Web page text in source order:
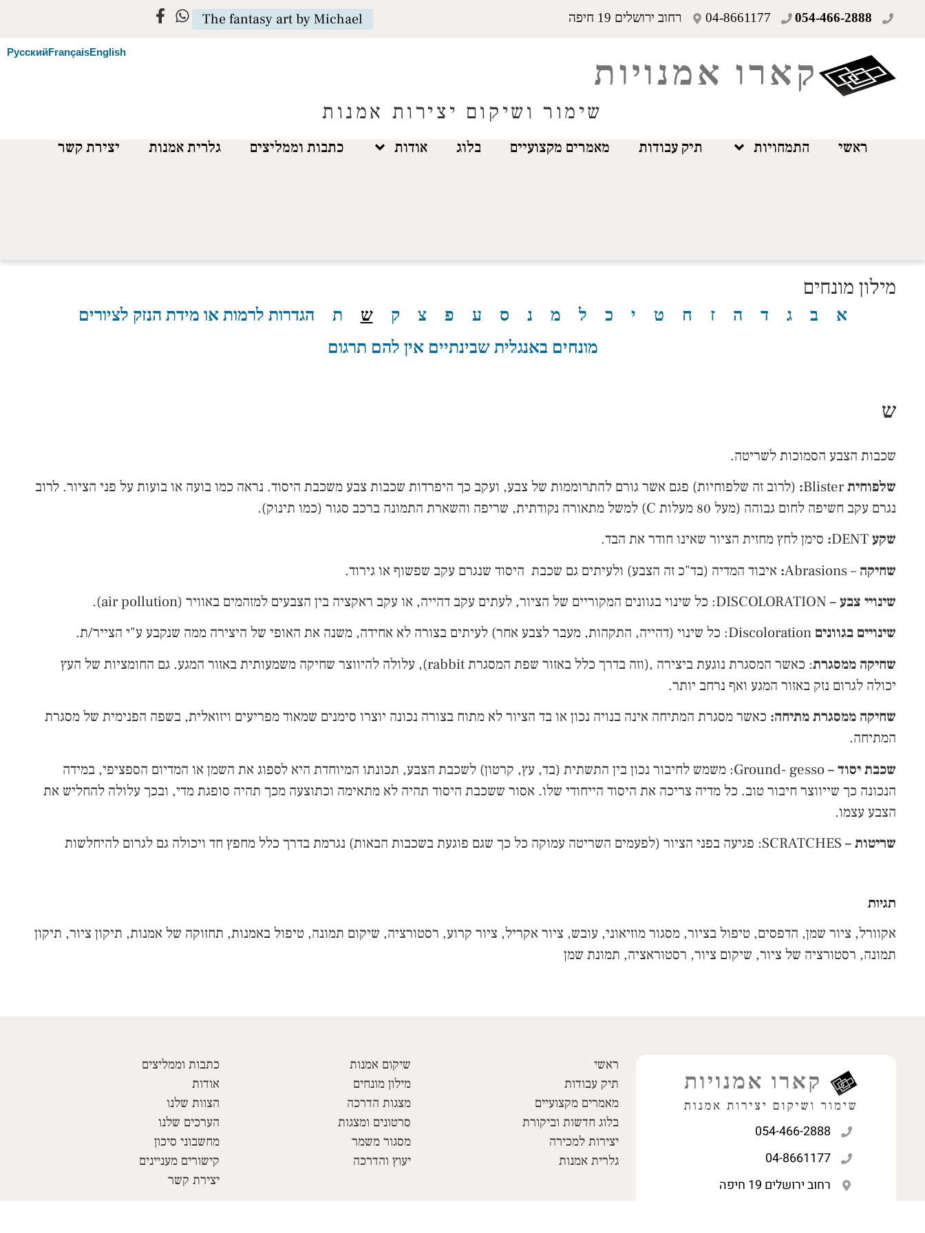
054-466-2888
04-8661177 רחוב ירושלים 19 חיפה The fantasy art by Michael
קארו אמנויות
שימור ושיקום יצירות אמנות
English
Français
Русский
ראשי התמחויות תיק עבודות מאמרים מקצועיים בלוג אודות כתבות וממליצים גלרית אמנות יצירת קשר
מילון מונחים
א ב ג ד ה ז ח ט י כ ל מ נ ס ע פ צ ק ש ת
הגדרות לרמות או מידת הנזק לציורים
מונחים באנגלית שבינתיים אין להם תרגום
ש
שכבות הצבע הסמוכות לשריטה.
שלפוחיתBlister
: (לרוב זה שלפוחיות) פגם אשר גורם להתרוממות של צבע, ועקב כך היפרדות שכבות צבע משכבת היסוד. נראה כמו בועה או בועות על פני הציור. לרוב
נגרם עקב חשיפה לחום גבוהה (מעל 80 מעלות C) למשל מתאורה נקודתית, שריפה והשארת התמונה ברכב סגור (כמו תינוק).
שקעDENT
: סימן לחץ מחזית הציור שאינו חודר את הבד.
שחיקה – Abrasions
: איבוד המדיה (בד"כ זה הצבע) ולעיתים גם שכבת היסוד שנגרם עקב שפשוף או גירוד.
שינויי צבע – DISCOLORATION: כל שינוי בגוונים המקוריים של הציור, לעתים עקב דהייה, או עקב ראקציה בין הצבעים למזהמים באוויר (air pollution).
שינויים בגוונים
שחיקה ממסגרת
: כאשר המסגרת נוגעת ביצירה ,(וזה בדרך כלל באזור שפת המסגרת rabbit), עלולה להיווצר שחיקה משמעותית באזור המגע. גם החומציות של העץ
יכולה לגרום נזק באזור המגע ואף נרחב יותר.
שחיקה ממסגרת מתיחה: כאשר מסגרת המתיחה אינה בנויה נכון או בד הציור לא מתוח בצורה נכונה יוצרו סימנים שמאוד מפריעים ויזואלית, בשפה הפנימית של מסגרת
המתיחה.
שכבת יסוד –
Ground- gesso: משמש לחיבור נכון בין התשתית (בד, עץ, קרטון) לשכבת הצבע, תכונתו המיוחדת היא לספוג את השמן או המדיום הספציפי, במידה
הנכונה כך שייווצר חיבור טוב. כל מדיה צריכה את היסוד הייחודי שלו. אסור ששכבת היסוד תהיה לא מתאימה וכתוצעה מכך תהיה סופגת מדי, ובכך עלולה להחליש את
הצבע עצמו.
שריטות – SCRATCHES: פגיעה בפני הציור (לפעמים השריטה עמוקה כל כך שגם פוגעת בשכבות הבאות) נגרמת בדרך כלל מחפץ חד ויכולה גם לגרום להיחלשות
תגיות
אקוורל, ציור שמן, הדפסים, טיפול בציור, מסגור מוזיאוני, עובש, ציור אקריל, ציור קרוע, רסטורציה, שיקום תמונה, טיפול באמנות, תחזוקה של אמנות, תיקון ציור, תיקון
תמונה, רסטורציה של ציור, שיקום ציור, רסטוראציה, תמונת שמן
054-466-2888
04-8661177
רחוב ירושלים 19 חיפה
ראשי
תיק עבודות
מאמרים מקצועיים
בלוג חדשות וביקורת
יצירות למכירה
גלרית אמנות
שיקום אמנות
מילון מונחים
מצגות הדרכה
סרטונים ומצגות
מסגור משמר
יעוץ והדרכה
כתבות וממליצים
אודות
הצוות שלנו
הערכים שלנו
מחשבוני סיכון
קישורים מעניינים
יצירת קשר